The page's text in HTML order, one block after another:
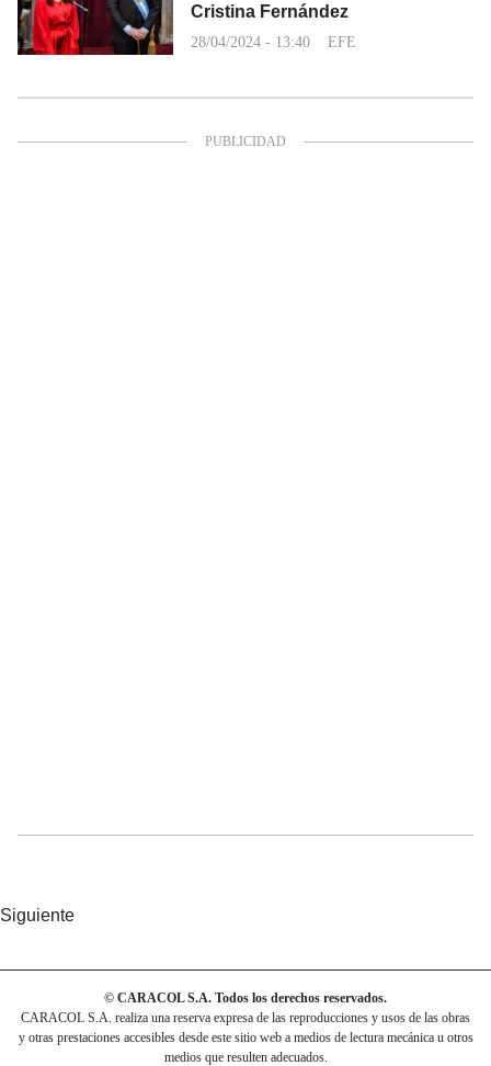
Cristina Fernández
28/04/2024 - 13:40 EFE
Siguiente
© CARACOL S.A. Todos los derechos reservados.
CARACOL S.A. realiza una reserva expresa de las reproducciones y usos de las obras
y otras prestaciones accesibles desde este sitio web a medios de lectura mecánica u otros
medios que resulten adecuados.